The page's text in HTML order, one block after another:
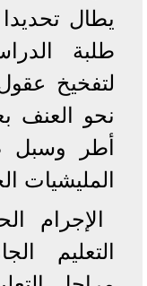
يطال
طلبة
لتفخيخ
نحو العنف
أطر وسبل
المليشيات
الإجرام
التعليم